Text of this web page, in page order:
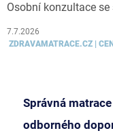
Osobní konzultace
7.7.2026
ZDRAVAMATRACE.CZ |
Správná
odborného